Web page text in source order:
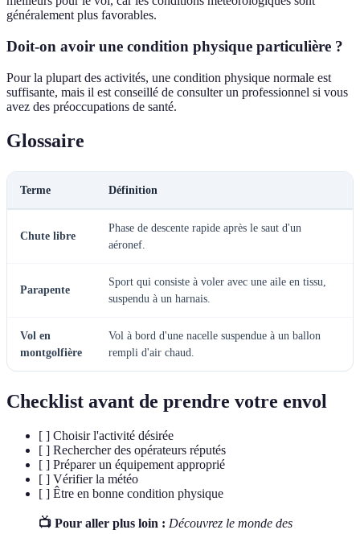
généralement plus favorables.
Doit-on avoir une condition physique particulière ?
Pour la plupart des activités, une condition physique normale est
suffisante, mais il est conseillé de consulter un professionnel si vous
avez des préoccupations de santé.
Glossaire
Terme Définition
Chute libre
Phase de descente rapide après le saut d'un
aéronef.
Parapente
Sport qui consiste à voler avec une aile en tissu,
suspendu à un harnais.
Vol en
montgolfière
Vol à bord d'une nacelle suspendue à un ballon
rempli d'air chaud.
Checklist avant de prendre votre envol
[ ] Choisir l'activité désirée
[ ] Rechercher des opérateurs réputés
[ ] Préparer un équipement approprié
[ ] Vérifier la météo
[ ] Être en bonne condition physique
📺 Pour aller plus loin : Découvrez le monde des